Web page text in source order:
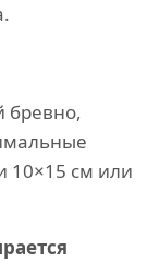
бревно,
10×15 см или